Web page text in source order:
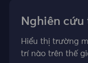
Nghiên
Hiểu thị trường
trí nào trên thế